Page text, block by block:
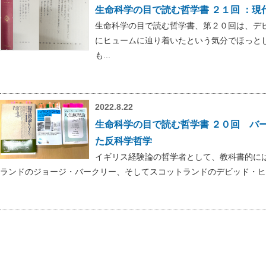
生命科学の目で読む哲学書 ２１回 ：
生命科学の目で読む哲学書、第２０回は、
にヒュームに辿り着いたという気分でほっ
も...
2022.8.22
生命科学の目で読む哲学書 ２０回 バ
た反科学哲学
イギリス経験論の哲学者として、教科書的
ランドのジョージ・バークリー、そしてスコットランドのデビッド・